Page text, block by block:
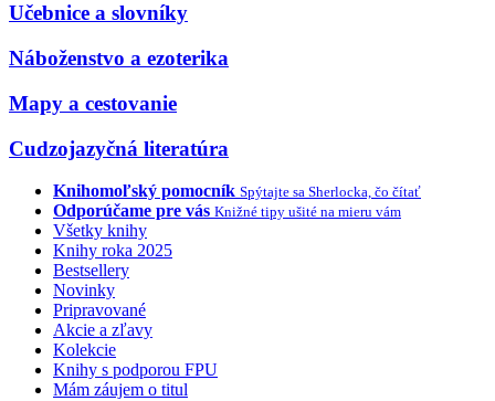
Učebnice a slovníky
Náboženstvo a ezoterika
Mapy a cestovanie
Cudzojazyčná literatúra
Knihomoľský pomocník Spýtajte sa Sherlocka, čo čítať
Odporúčame pre vás Knižné tipy ušité na mieru vám
Všetky knihy
Knihy roka 2025
Bestsellery
Novinky
Pripravované
Akcie a zľavy
Kolekcie
Knihy s podporou FPU
Mám záujem o titul